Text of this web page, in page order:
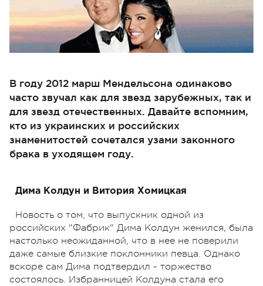
В году 2012 марш Мендельсона одинаково
часто звучал как для звезд зарубежных, так и
для звезд отечественных. Давайте вспомним,
кто из украинских и российских
знаменитостей сочетался узами законного
брака в уходящем году.
Дима Колдун и Витория Хомицкая
Новость о том, что выпускник одной из
российских "Фабрик" Дима Колдун женился, была
настолько неожиданной, что в нее не поверили
даже самые близкие поклонники певца. Однако
вскоре сам Дима подтвердил - торжество
состоялось. Избранницей Колдуна стала его